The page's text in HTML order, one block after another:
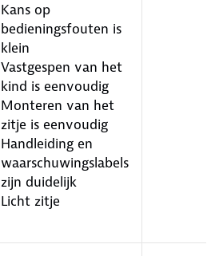
Kans op
bedieningsfouten is
klein
Vastgespen van het
kind is eenvoudig
Monteren van het
zitje is eenvoudig
Handleiding en
waarschuwingslabels
zijn duidelijk
Licht zitje